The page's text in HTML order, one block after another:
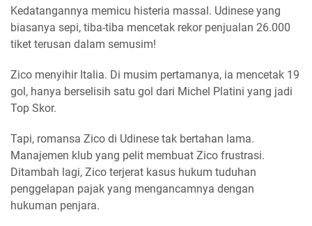
Kedatangannya memicu histeria massal. Udinese yang
biasanya sepi, tiba-tiba mencetak rekor penjualan 26.000
tiket terusan dalam semusim!
Zico menyihir Italia. Di musim pertamanya, ia mencetak 19
gol, hanya berselisih satu gol dari Michel Platini yang jadi
Top Skor.
Tapi, romansa Zico di Udinese tak bertahan lama.
Manajemen klub yang pelit membuat Zico frustrasi.
Ditambah lagi, Zico terjerat kasus hukum tuduhan
penggelapan pajak yang mengancamnya dengan
hukuman penjara.